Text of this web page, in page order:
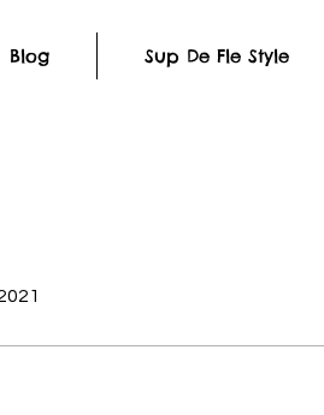
Blog Sup De Fle Style